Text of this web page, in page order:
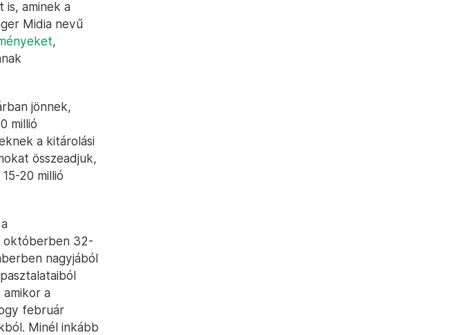
is, aminek a
Midia nevű
,
jönnek,
millió
a kitárolási
összeadjuk,
20 millió
októberben 32-
nagyjából
a
február
Minél inkább